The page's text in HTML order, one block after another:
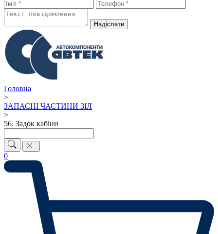
Надiслати
Головна
>
ЗАПАСНІ ЧАСТИНИ ЗІЛ
>
56. Задок кабіни
0